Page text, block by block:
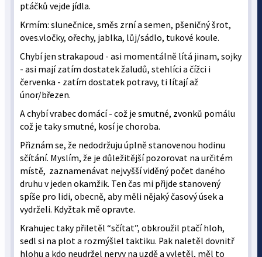
ptáčků vejde jídla.
Krmím: slunečnice, směs zrní a semen, pšeničný šrot,
oves.vločky, ořechy, jablka, lůj/sádlo, tukové koule.
Chybí jen strakapoud - asi momentálně lítá jinam, sojky
- asi mají zatím dostatek žaludů, stehlíci a čížci i
červenka - zatím dostatek potravy, ti lítají až
únor/březen.
A chybí vrabec domácí - což je smutné, zvonků pomálu
což je taky smutné, kosí je choroba.
Přiznám se, že nedodržuju úplně stanovenou hodinu
sčítání. Myslím, že je důležitější pozorovat na určitém
místě, zaznamenávat nejvyšší viděný počet daného
druhu v jeden okamžik. Ten čas mi přijde stanovený
spíše pro lidi, obecně, aby měli nějaký časový úsek a
vydrželi. Kdyžtak mě opravte.
Krahujec taky přiletěl “sčítat”, obkroužil ptačí hloh,
sedl si na plot a rozmýšlel taktiku. Pak naletěl dovnitř
hlohu a kdo neudržel nervy na uzdě a vyletěl, měl to